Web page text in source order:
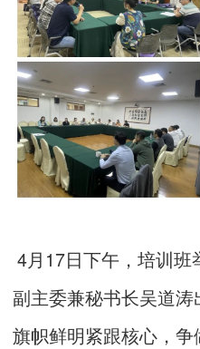
4月17日下午，培训
副主委兼秘书长吴道
旗帜鲜明紧跟核心，争